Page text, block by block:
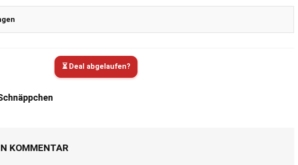
⏳ Deal abgelaufen?
KOMMENTAR